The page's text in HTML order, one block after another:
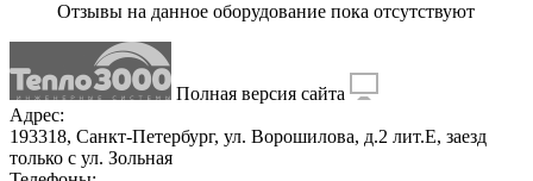
Отзывы на данное оборудование пока отсутствуют
Полная версия сайта
Адрес:
193318, Санкт-Петербург, ул. Ворошилова, д.2 лит.Е, заезд
только с ул. Зольная